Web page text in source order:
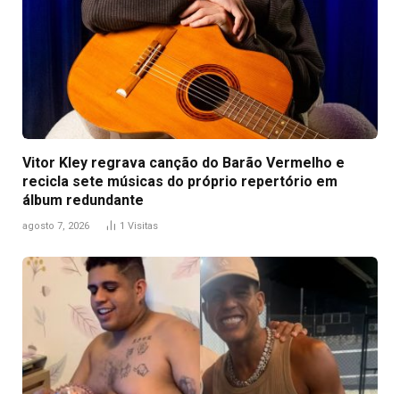
Vitor Kley regrava canção do Barão Vermelho e
recicla sete músicas do próprio repertório em
álbum redundante
agosto 7, 2026 1 Visitas